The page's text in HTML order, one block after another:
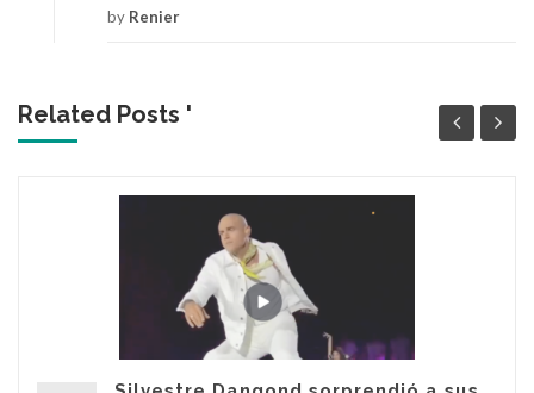
by Renier
Related Posts '